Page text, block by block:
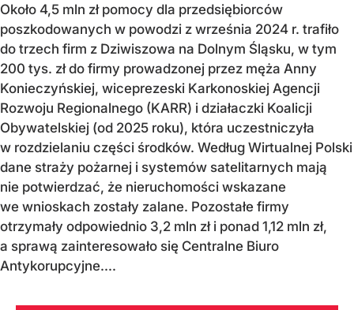
Około 4,5 mln zł pomocy dla przedsiębiorców
poszkodowanych w powodzi z września 2024 r. trafiło
do trzech firm z Dziwiszowa na Dolnym Śląsku, w tym
200 tys. zł do firmy prowadzonej przez męża Anny
Konieczyńskiej, wiceprezeski Karkonoskiej Agencji
Rozwoju Regionalnego (KARR) i działaczki Koalicji
Obywatelskiej (od 2025 roku), która uczestniczyła
w rozdzielaniu części środków. Według Wirtualnej Polski
dane straży pożarnej i systemów satelitarnych mają
nie potwierdzać, że nieruchomości wskazane
we wnioskach zostały zalane. Pozostałe firmy
otrzymały odpowiednio 3,2 mln zł i ponad 1,12 mln zł,
a sprawą zainteresowało się Centralne Biuro
Antykorupcyjne....